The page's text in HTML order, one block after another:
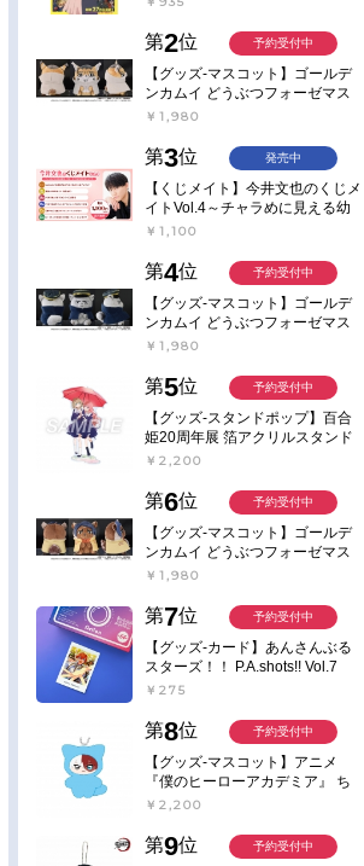
第2位
【グッズ-マスコット】ゴールデ
ンカムイ どうぶつフォーゼマス
コット 4.尾形百之助【再販】
￥1,980
予約受付中
第3位
【くじメイト】今井文也のくじメ
イトVol.4～チャラめに見える幼
馴染、実は一途で独占欲が強いん
￥1,100
発売中
第4位
【グッズ-マスコット】ゴールデ
ンカムイ どうぶつフォーゼマス
コット 5.月島軍曹【再販】
￥1,980
予約受付中
第5位
【グッズ-スタンドポップ】百合
姫20周年展 箔アクリルスタンド
E：あおのなち
￥2,200
予約受付中
第6位
【グッズ-マスコット】ゴールデ
ンカムイ どうぶつフォーゼマス
コット 6.鯉登少尉【再販】
￥1,980
予約受付中
第7位
【グッズ-カード】あんさんぶる
スターズ！！ P.A.shots!! Vol.7
Action
￥275
予約受付中
第8位
【グッズ-マスコット】アニメ
『僕のヒーローアカデミア』 ち
みけもますこっと 7.轟凍焦
￥2,200
予約受付中
第9位 予約受付中